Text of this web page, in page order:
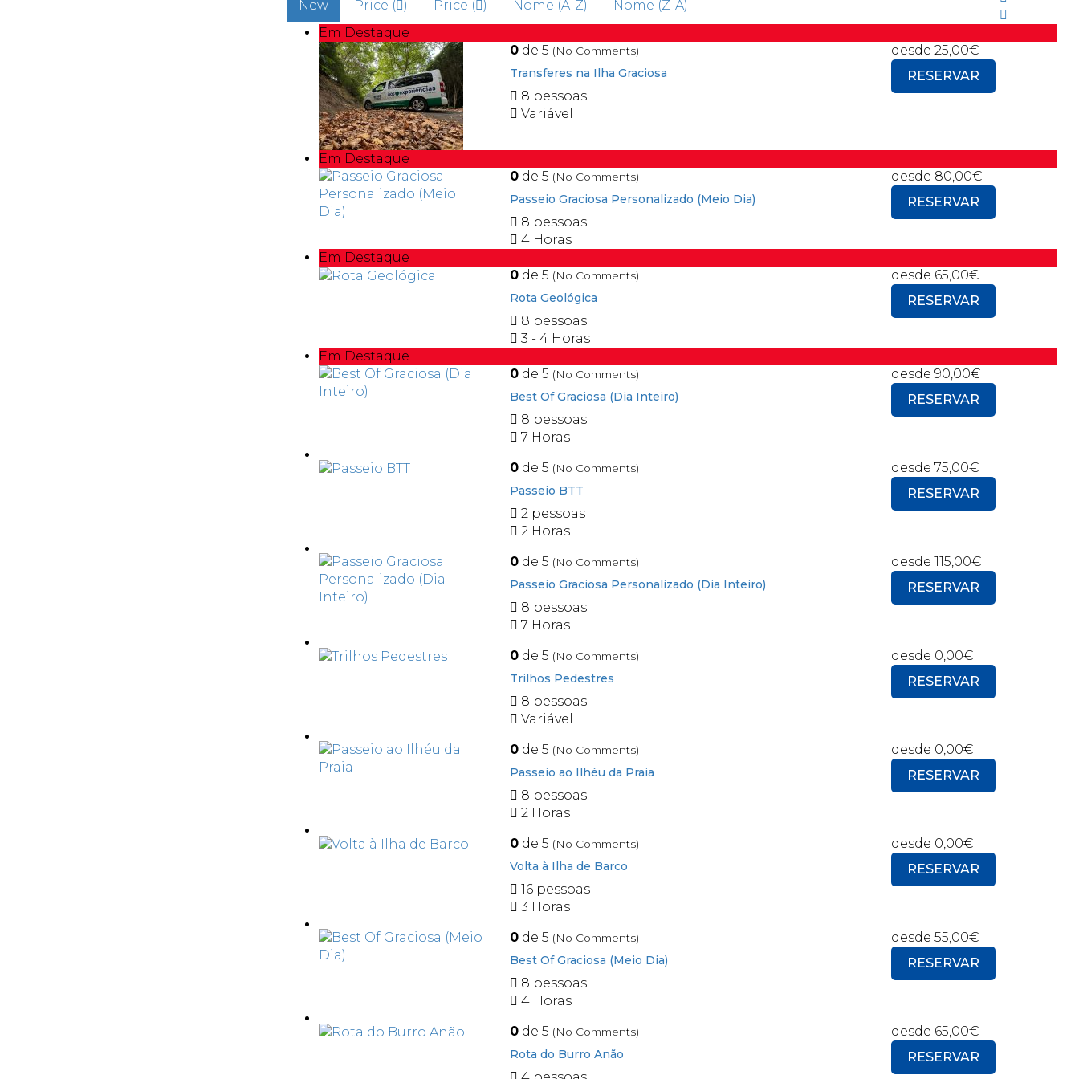
New Price ( ) Price ( ) Nome (A-Z)
Nome (Z-A)
Em Destaque
0de 5 (No Comments)
Transferes na Ilha Graciosa
8 pessoas
Variável
desde 25,00€
RESERVAR
Em Destaque
0de 5 (No Comments)
Passeio Graciosa Personalizado (Meio Dia)
8 pessoas
4 Horas
desde 80,00€
RESERVAR
Em Destaque
0de 5 (No Comments)
Rota Geológica
8 pessoas
3 - 4 Horas
desde 65,00€
RESERVAR
Em Destaque
0de 5 (No Comments)
Best Of Graciosa (Dia Inteiro)
8 pessoas
7 Horas
desde 90,00€
RESERVAR
0de 5 (No Comments)
Passeio BTT
2 pessoas
2 Horas
desde 75,00€
RESERVAR
0de 5 (No Comments)
Passeio Graciosa Personalizado (Dia Inteiro)
8 pessoas
7 Horas
desde 115,00€
RESERVAR
0de 5 (No Comments)
Trilhos Pedestres
8 pessoas
Variável
desde 0,00€
RESERVAR
0de 5 (No Comments)
Passeio ao Ilhéu da Praia
8 pessoas
2 Horas
desde 0,00€
RESERVAR
0de 5 (No Comments)
Volta à Ilha de Barco
16 pessoas
3 Horas
desde 0,00€
RESERVAR
0de 5 (No Comments)
Best Of Graciosa (Meio Dia)
8 pessoas
4 Horas
desde 55,00€
RESERVAR
0de 5 (No Comments)
Rota do Burro Anão
desde 65,00€
RESERVAR